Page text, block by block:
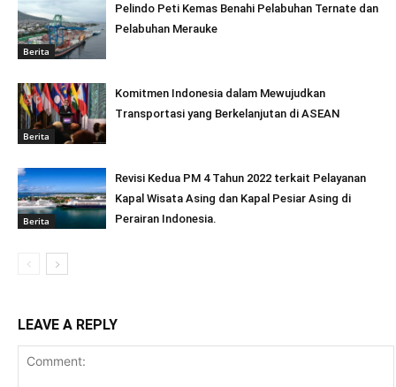
Berita
Pelindo Peti Kemas Benahi Pelabuhan Ternate dan
Pelabuhan Merauke
Berita
Komitmen Indonesia dalam Mewujudkan
Transportasi yang Berkelanjutan di ASEAN
Berita
Revisi Kedua PM 4 Tahun 2022 terkait Pelayanan
Kapal Wisata Asing dan Kapal Pesiar Asing di
Perairan Indonesia.
LEAVE A REPLY